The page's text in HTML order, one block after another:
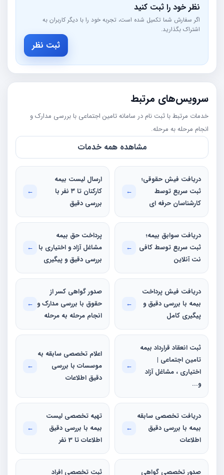
نظر خود را ثبت کنید
اگر سفارش شما تکمیل شده است، تجربه خود را با دیگر کاربران به
اشتراک بگذارید.
ثبت نظر
سرویس‌های مرتبط
خدمات مرتبط با ثبت نام در سامانه تامین اجتماعی با بررسی مدارک و
انجام مرحله به مرحله.
مشاهده همه خدمات
دریافت فیش حقوقی؛
ثبت سریع توسط
کارشناسان حرفه ای
←
ارسال لیست بیمه
کارکنان تا ۳ نفر با
بررسی دقیق
←
دریافت سوابق بیمه؛
ثبت سریع توسط کافی‌
نت آنلاین
←
پرداخت حق بیمه
مشاغل آزاد و اختیاری با
بررسی دقیق و پیگیری
←
دریافت فیش پرداخت
بیمه با بررسی دقیق و
پیگیری کامل
←
صدور گواهی کسر از
حقوق با بررسی مدارک و
انجام مرحله به مرحله
←
ثبت انعقاد قرارداد بیمه
تامین اجتماعی |
اختیاری ، مشاغل آزاد
و...
←
اعلام تخصصی سابقه به
موسسات با بررسی
دقيق اطلاعات
←
دريافت تخصصی سابقه
بیمه با بررسی دقيق
اطلاعات
←
تهيه تخصصی لیست
بیمه با بررسی دقيق
اطلاعات تا 3 نفر
←
صدور تخصصی گواهی ثبت تخصصی افراد